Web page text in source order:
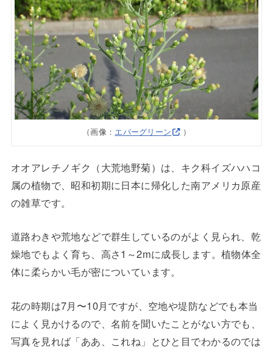
（画像： エバーグリーン ）
オオアレチノギク（大荒地野菊）は、キク科イズハハコ
属の植物で、昭和初期に日本に帰化した南アメリカ原産
の雑草です。
道路わきや荒地などで群生しているのがよく見られ、乾
燥地でもよく育ち、高さ1～2mに成長します。植物体全
体に柔らかい毛が密についています。
花の時期は7月〜10月ですが、空地や堤防などでも本当
によく見かけるので、名前を聞いたことがない方でも、
写真を見れば「ああ、これね」とひと目でわかるのでは